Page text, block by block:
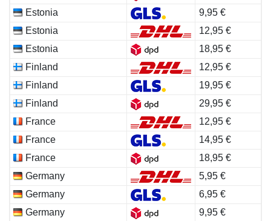
Estonia
9,95 €
Estonia
12,95 €
Estonia
18,95 €
Finland
12,95 €
Finland
19,95 €
Finland
29,95 €
France
12,95 €
France
14,95 €
France
18,95 €
Germany
5,95 €
Germany
6,95 €
Germany
9,95 €